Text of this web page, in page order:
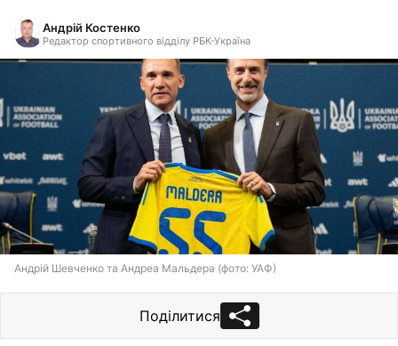
Андрій Костенко
Редактор спортивного відділу РБК-Україна
Андрій Шевченко та Андреа Мальдера (фото: УАФ)
Поділитися